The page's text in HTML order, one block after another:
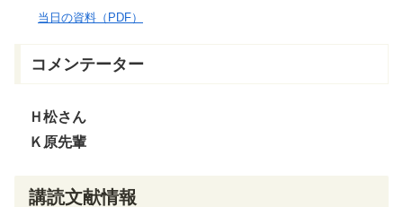
当日の資料（PDF）
コメンテーター
Ｈ松さん
Ｋ原先輩
講読文献情報